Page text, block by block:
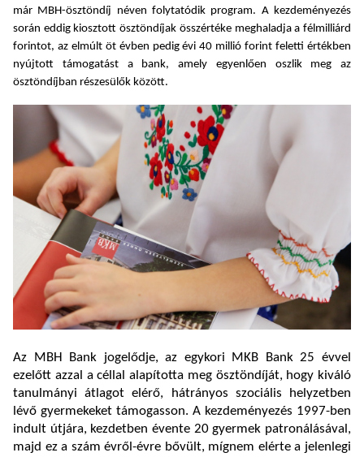
már MBH-ösztöndíj néven folytatódik program. A kezdeményezés
során eddig kiosztott ösztöndíjak összértéke meghaladja a félmilliárd
forintot, az elmúlt öt évben pedig évi 40 millió forint feletti értékben
nyújtott támogatást a bank, amely egyenlően oszlik meg az
ösztöndíjban részesülők között.
Az MBH Bank jogelődje, az egykori MKB Bank 25 évvel
ezelőtt azzal a céllal alapította meg ösztöndíját, hogy kiváló
tanulmányi átlagot elérő, hátrányos szociális helyzetben
lévő gyermekeket támogasson. A kezdeményezés 1997-ben
indult útjára, kezdetben évente 20 gyermek patronálásával,
majd ez a szám évről-évre bővült, mígnem elérte a jelenlegi